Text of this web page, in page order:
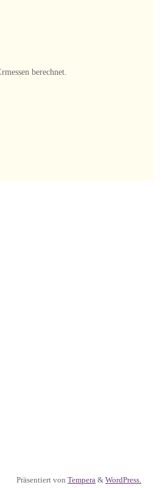
berechnet.
Präsentiert von Tempera & WordPress.